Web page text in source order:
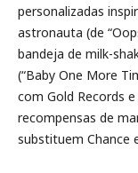
personalizadas
astronauta (de
bandeja de milk-
(“Baby One More
com Gold Records
recompensas de
substituem Chance